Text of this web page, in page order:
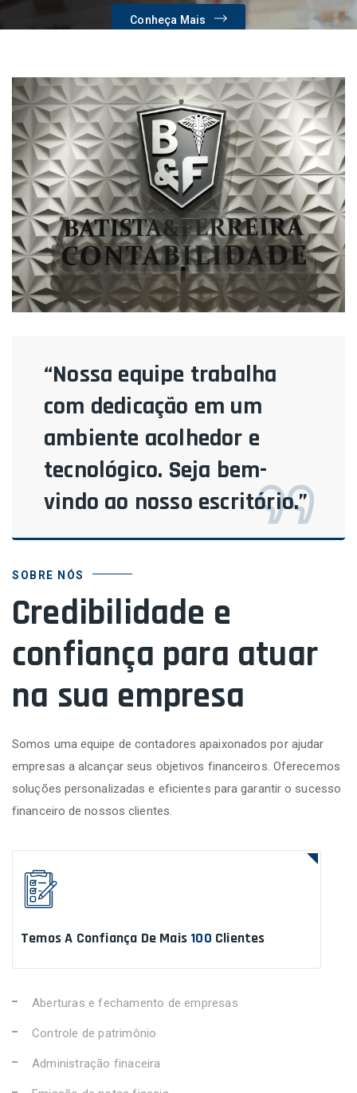
Conheça Mais
“Nossa equipe trabalha
com dedicação em um
ambiente acolhedor e
tecnológico. Seja bem-
vindo ao nosso escritório.”
SOBRE NÓS
Credibilidade e
confiança para atuar
na sua empresa
Somos uma equipe de contadores apaixonados por ajudar
empresas a alcançar seus objetivos financeiros. Oferecemos
soluções personalizadas e eficientes para garantir o sucesso
financeiro de nossos clientes.
Temos A Confiança De Mais 100 Clientes
Aberturas e fechamento de empresas
Controle de patrimônio
Administração finaceira